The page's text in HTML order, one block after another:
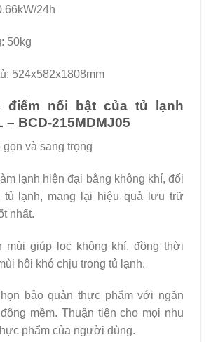
24h
50kg
524x582x1808mm
điểm nổi bật của tủ lạnh
– BCD-215MDMJ05
và sang trọng
lạnh hiện đại bằng không khí, đối
tủ lạnh, mang lại hiệu quả lưu trữ
nhất.
mùi giúp lọc không khí, đồng thời
hôi khó chịu trong tủ lạnh.
bảo quản thực phẩm với ngăn
mềm. Thuận tiện cho mọi nhu
phẩm của người dùng.